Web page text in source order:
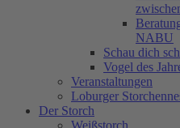
NABU
Schau dich
Vogel des
Veranstaltungen
Loburger
Der Storch
Weißstorch